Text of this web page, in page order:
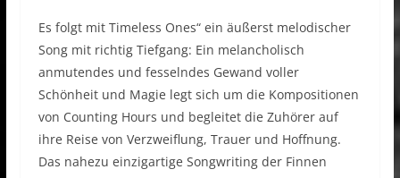
Es folgt mit Timeless Ones“ ein äußerst melodischer
Song mit richtig Tiefgang: Ein melancholisch
anmutendes und fesselndes Gewand voller
Schönheit und Magie legt sich um die Kompositionen
von Counting Hours und begleitet die Zuhörer auf
ihre Reise von Verzweiflung, Trauer und Hoffnung.
Das nahezu einzigartige Songwriting der Finnen